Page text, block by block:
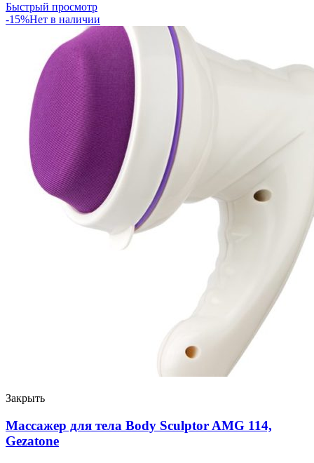
Быстрый просмотр
-15%Нет в наличии
Закрыть
Массажер для тела Body Sculptor AMG 114,
Gezatone